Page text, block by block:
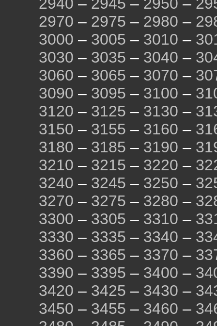
2940 – 2945 – 2950 –
2970 – 2975 – 2980 –
3000 – 3005 – 3010 –
3030 – 3035 – 3040 –
3060 – 3065 – 3070 –
3090 – 3095 – 3100 –
3120 – 3125 – 3130 –
3150 – 3155 – 3160 –
3180 – 3185 – 3190 –
3210 – 3215 – 3220 –
3240 – 3245 – 3250 –
3270 – 3275 – 3280 –
3300 – 3305 – 3310 –
3330 – 3335 – 3340 –
3360 – 3365 – 3370 –
3390 – 3395 – 3400 –
3420 – 3425 – 3430 –
3450 – 3455 – 3460 –